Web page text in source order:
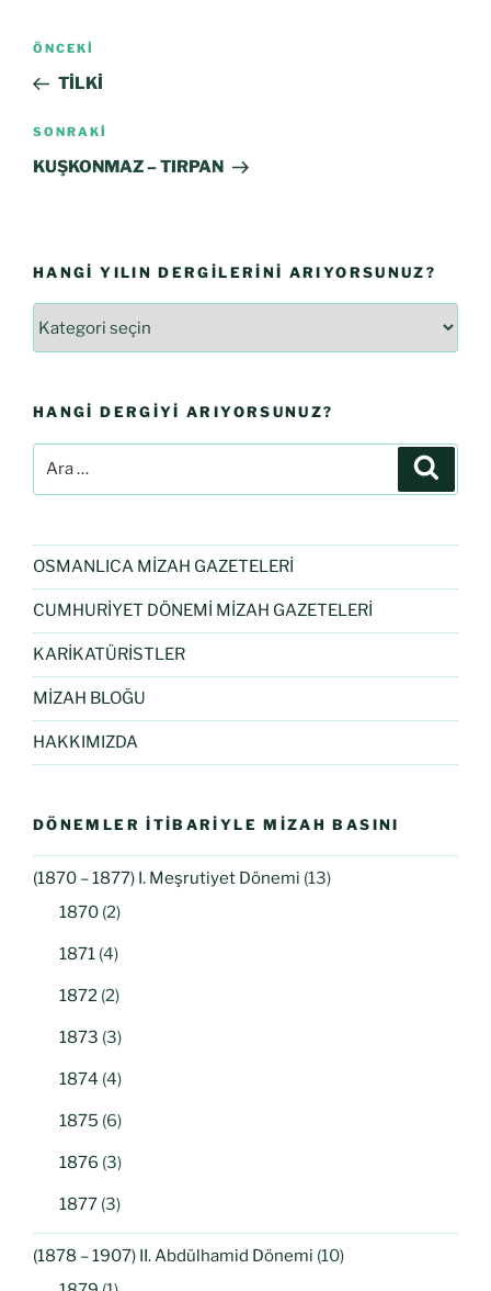
ÖNCEKI
TİLKİ
SONRAKI
KUŞKONMAZ – TIRPAN
HANGI YILIN DERGILERINI ARIYORSUNUZ?
HANGI DERGIYI ARIYORSUNUZ?
OSMANLICA MİZAH GAZETELERİ
CUMHURİYET DÖNEMİ MİZAH GAZETELERİ
KARİKATÜRİSTLER
MİZAH BLOĞU
HAKKIMIZDA
DÖNEMLER İTIBARIYLE MIZAH BASINI
(1870 – 1877) I. Meşrutiyet Dönemi (13)
1870 (2)
1871 (4)
1872 (2)
1873 (3)
1874 (4)
1875 (6)
1876 (3)
1877 (3)
(1878 – 1907) II. Abdülhamid Dönemi (10)